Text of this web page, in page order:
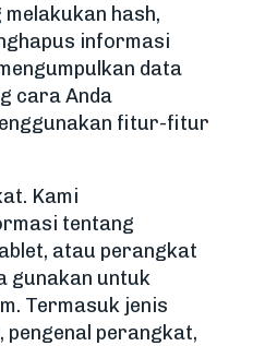
hash,
informasi
data
cara Anda
fitur-fitur
Kami
tentang
atau perangkat
gunakan untuk
Termasuk jenis
perangkat,